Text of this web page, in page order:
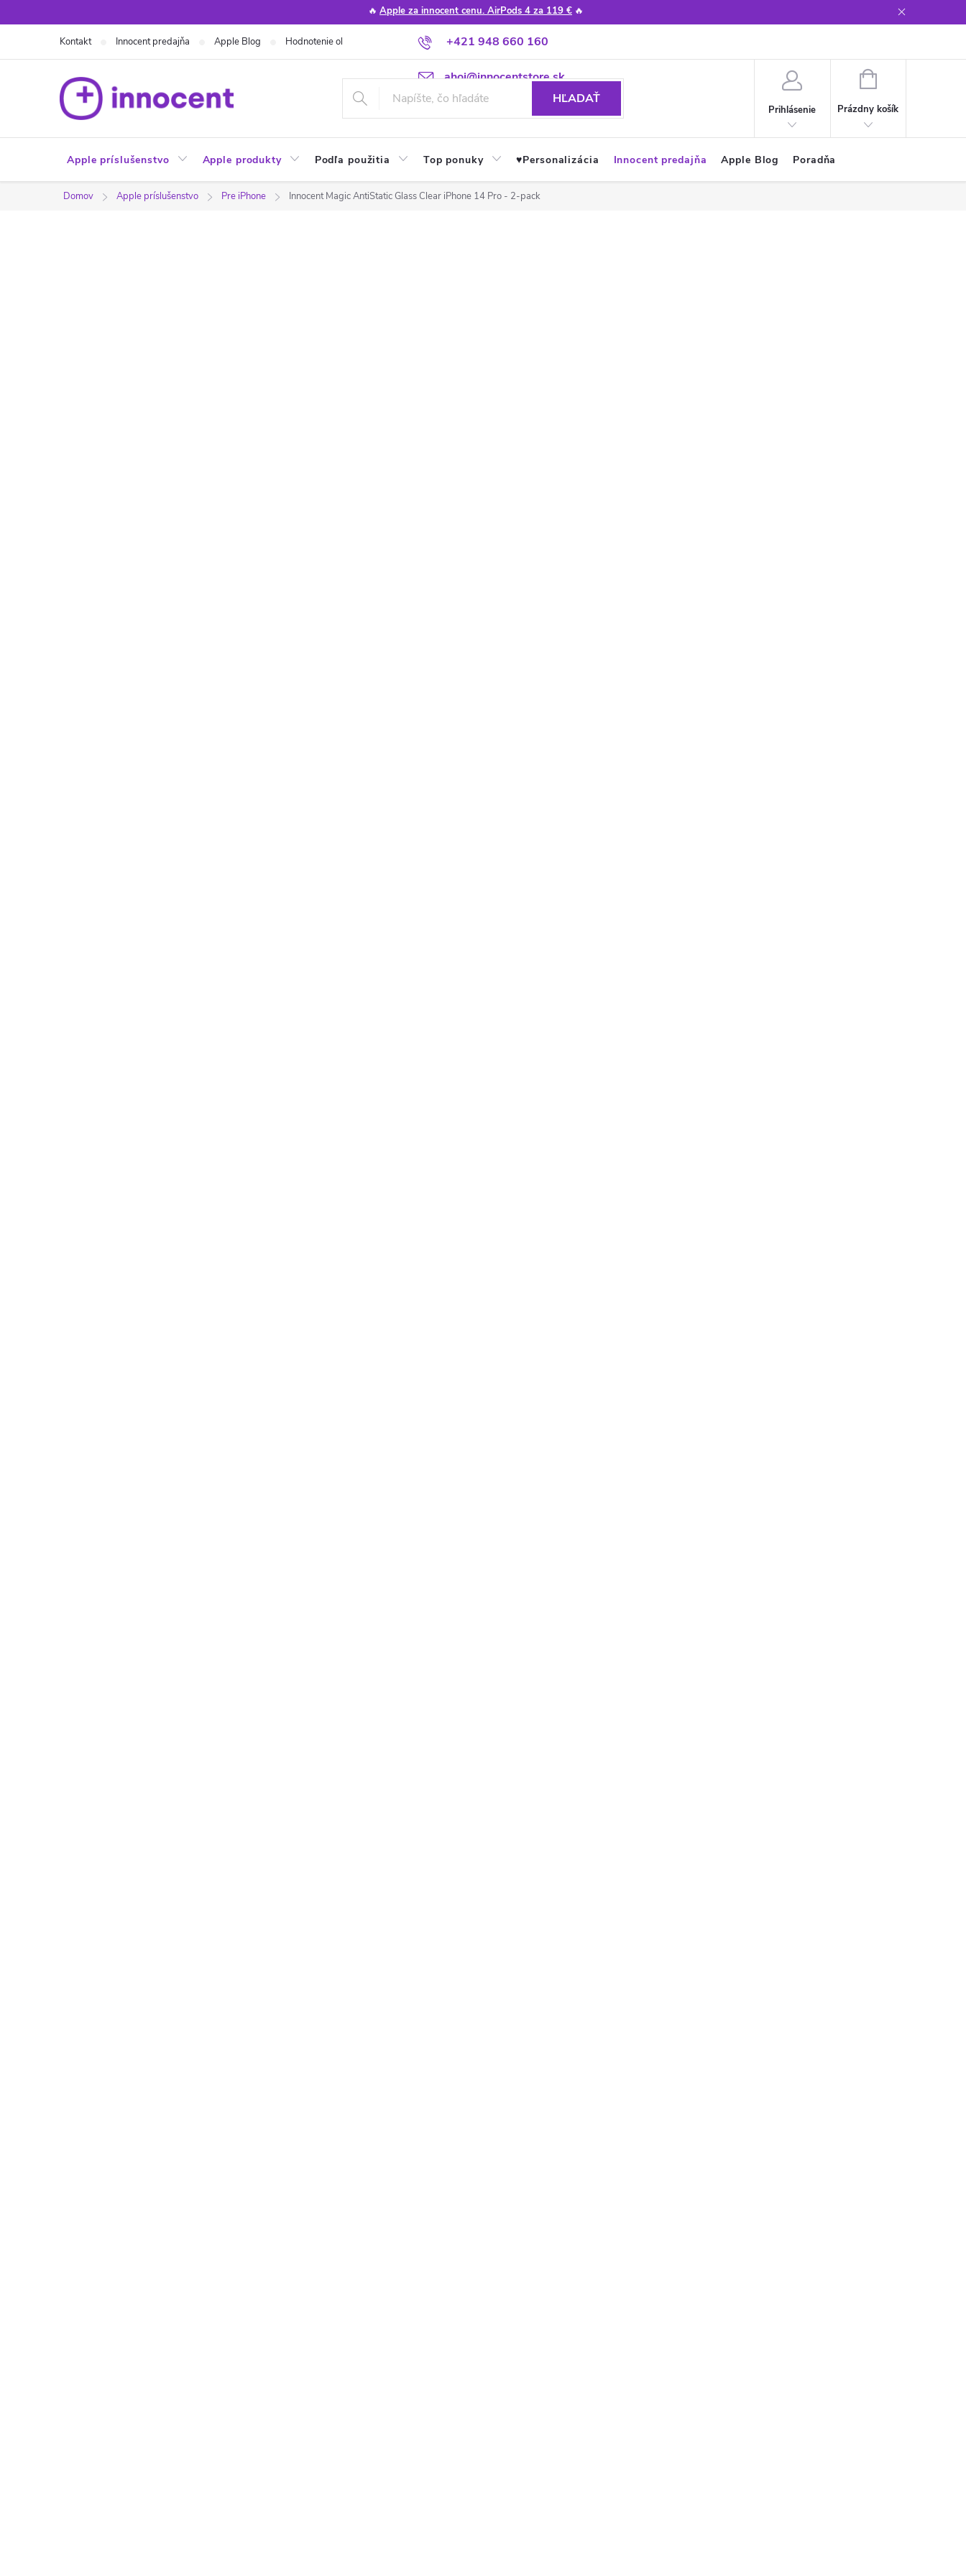
na
🔥 Apple za innocent cenu. AirPods 4 za 119 € 🔥
+421 948 660 160
ahoj@innocentstore.sk
Kontakt Innocent predajňa Apple Blog Hodnotenie obchodu Poradňa Apple návody a tipy
HĽADAŤ
Prihlásenie
NÁKUPNÝ
Prázdny košík
Apple príslušenstvo Apple produkty Podľa použitia Top ponuky ♥︎Personalizácia Innocent predajňa Apple Blog Poradňa
Domov Apple príslušenstvo Pre iPhone Innocent Magic AntiStatic Glass Clear iPhone 14 Pro - 2-pack